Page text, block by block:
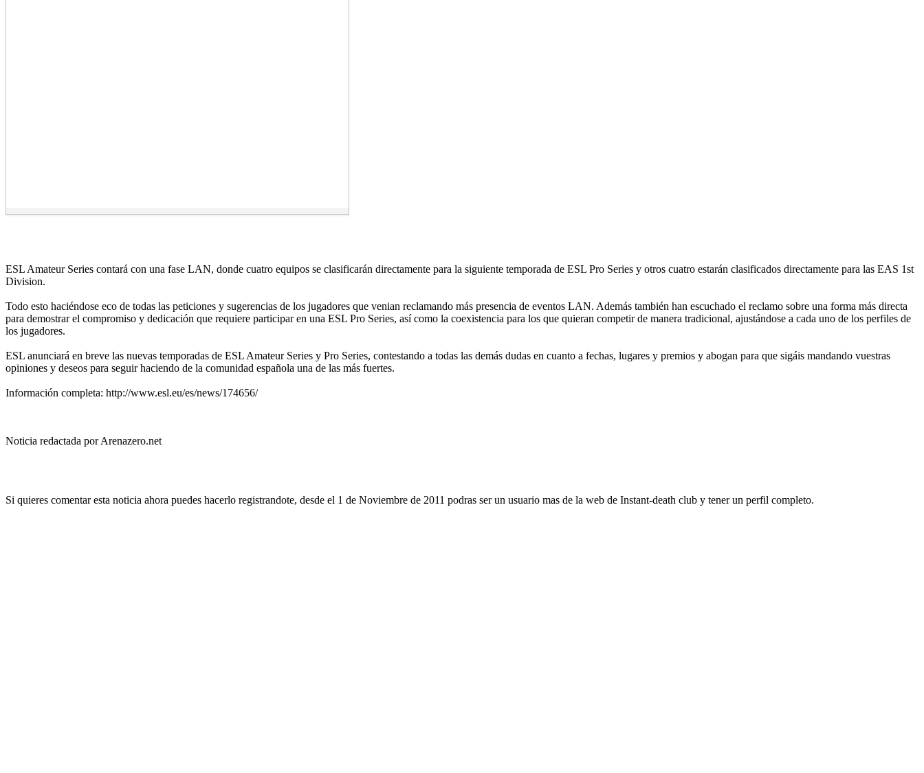
ESL Amateur Series contará con una fase LAN, donde cuatro equipos se clasificarán directamente para la siguiente temporada de ESL Pro Series y otros cuatro estarán clasificados directamente para las EAS 1st
Division.
Todo esto haciéndose eco de todas las peticiones y sugerencias de los jugadores que venian reclamando más presencia de eventos LAN. Además también han escuchado el reclamo sobre una forma más directa
para demostrar el compromiso y dedicación que requiere participar en una ESL Pro Series, así como la coexistencia para los que quieran competir de manera tradicional, ajustándose a cada uno de los perfiles de
los jugadores.
ESL anunciará en breve las nuevas temporadas de ESL Amateur Series y Pro Series, contestando a todas las demás dudas en cuanto a fechas, lugares y premios y abogan para que sigáis mandando vuestras
opiniones y deseos para seguir haciendo de la comunidad española una de las más fuertes.
Información completa: http://www.esl.eu/es/news/174656/
Noticia redactada por Arenazero.net
Si quieres comentar esta noticia ahora puedes hacerlo registrandote, desde el 1 de Noviembre de 2011 podras ser un usuario mas de la web de Instant-death club y tener un perfil completo.